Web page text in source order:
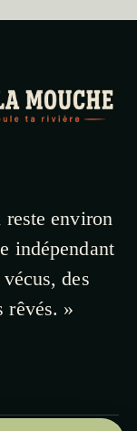
reste environ
indépendant
des
rêvés. »